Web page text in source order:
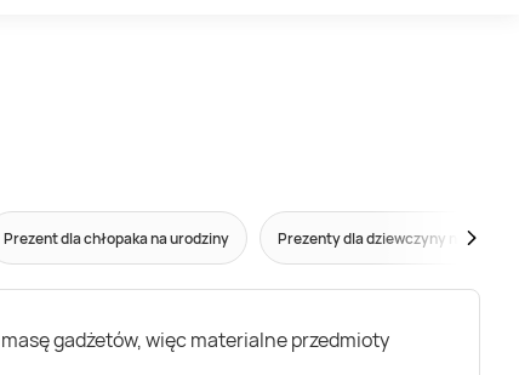
Prezent dla chłopaka na urodziny Prezenty dla dziewczyny na
gadżetów, więc materialne przedmioty